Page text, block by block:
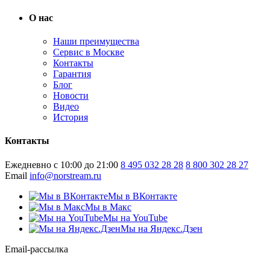
О нас
Наши преимущества
Сервис в Москве
Контакты
Гарантия
Блог
Новости
Видео
История
Контакты
Ежедневно с 10:00 до 21:00 8 495 032 28 28 8 800 302 28 27
Email info@norstream.ru
Мы в ВКонтакте
Мы в Макс
Мы на YouTube
Мы на Яндекс.Дзен
Email-рассылка